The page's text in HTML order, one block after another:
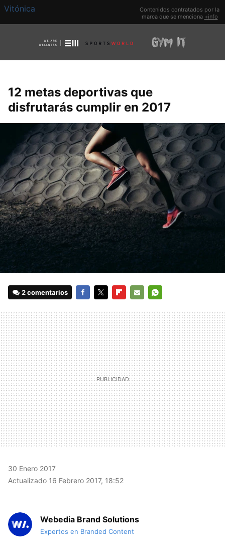
Contenidos contratados por la
marca que se menciona +info
Vitónica
12 metas deportivas que
disfrutarás cumplir en 2017
2 comentarios
MAIL
30 Enero 2017
Actualizado 16 Febrero 2017, 18:52
Webedia Brand Solutions
Expertos en Branded Content